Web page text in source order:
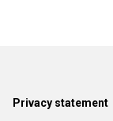
Footer
Privacy statement